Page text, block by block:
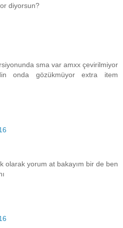
diyorsun?
sma var amxx çevirilmiyor
onda gözükmüyor extra item
olarak yorum at bakayım bir de ben